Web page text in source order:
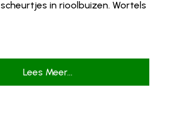
in rioolbuizen. Wortels
Lees Meer...